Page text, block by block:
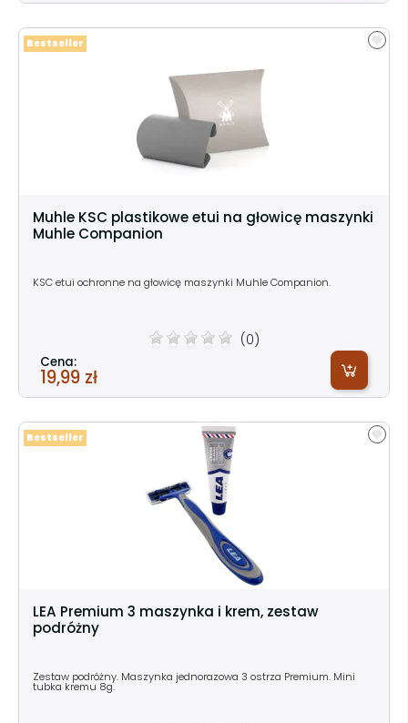
Muhle KSC plastikowe etui na głowicę maszynki
Muhle Companion
KSC etui ochronne na głowicę maszynki Muhle Companion.
(0)
Cena:
19,99 zł
Bestseller
LEA Premium 3 maszynka i krem, zestaw
podróżny
Zestaw podróżny. Maszynka jednorazowa 3 ostrza Premium. Mini
tubka kremu 8g.
Bestseller